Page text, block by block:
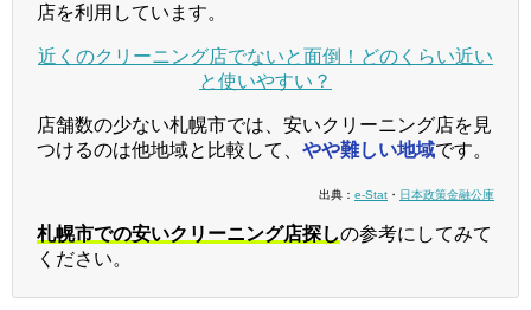
店を利用しています。
近くのクリーニング店でないと面倒！どのくらい近い
と使いやすい？
店舗数の少ない札幌市では、安いクリーニング店を見
つけるのは他地域と比較して、 やや難しい地域です。
出典： e-Stat ・ 日本政策金融公庫
札幌市での安いクリーニング店探しの参考にしてみて
ください。